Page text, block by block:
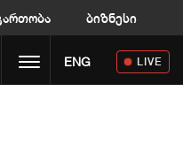
ბიზნესი
Toggle navigation
ENG LIVE